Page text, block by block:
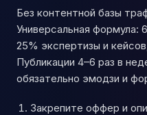
Без контентной базы
Универсальная формула:
25% экспертизы и
Публикации 4–6 раз в
обязательно эмодзи и
Закрепите оффер и